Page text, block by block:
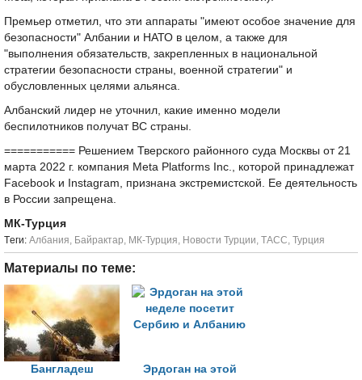
Премьер отметил, что эти аппараты "имеют особое значение для
безопасности" Албании и НАТО в целом, а также для
"выполнения обязательств, закрепленных в национальной
стратегии безопасности страны, военной стратегии" и
обусловленных целями альянса.
Албанский лидер не уточнил, какие именно модели
беспилотников получат ВС страны.
=========== Решением Тверского районного суда Москвы от 21
марта 2022 г. компания Meta Platforms Inc., которой принадлежат
Facebook и Instagram, признана экстремистской. Ее деятельность
в России запрещена.
МК-Турция
Tеги: Албания, Байрактар, МК-Турция, Новости Турции, ТАСС, Турция
Материалы по теме:
Бангладеш
Эрдоган на этой